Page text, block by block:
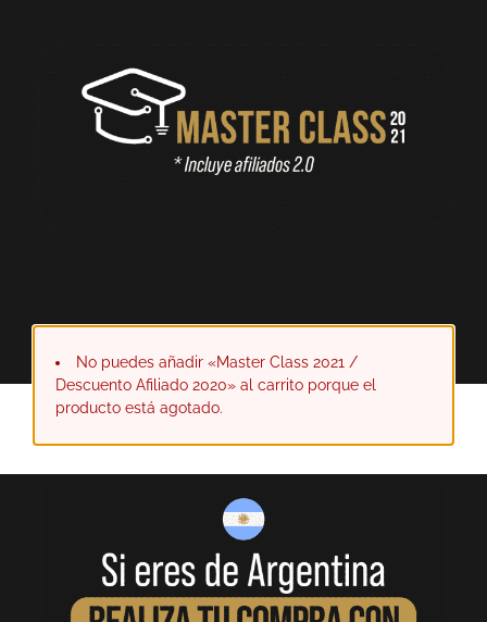
No puedes añadir «Master Class 2021 /
Descuento Afiliado 2020» al carrito porque el
producto está agotado.